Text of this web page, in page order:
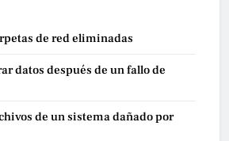
de red eliminadas
datos después de un fallo de
de un sistema dañado por